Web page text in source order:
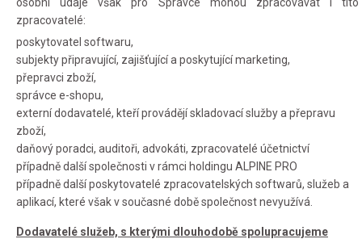
zpracovatelé:
poskytovatel softwaru,
subjekty připravující, zajišťující a poskytující marketing,
přepravci zboží,
správce e-shopu,
externí dodavatelé, kteří provádějí skladovací služby a přepravu
zboží,
daňový poradci, auditoři, advokáti, zpracovatelé účetnictví
případně další společnosti v rámci holdingu ALPINE PRO
případně další poskytovatelé zpracovatelských softwarů, služeb a
aplikací, které však v současné době společnost nevyužívá.
Dodavatelé služeb, s kterými dlouhodobě spolupracujeme